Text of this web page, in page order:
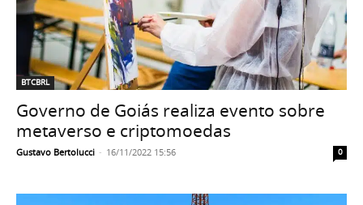
BTCBRL
Governo de Goiás realiza evento sobre
metaverso e criptomoedas
Gustavo Bertolucci - 16/11/2022 15:56 0